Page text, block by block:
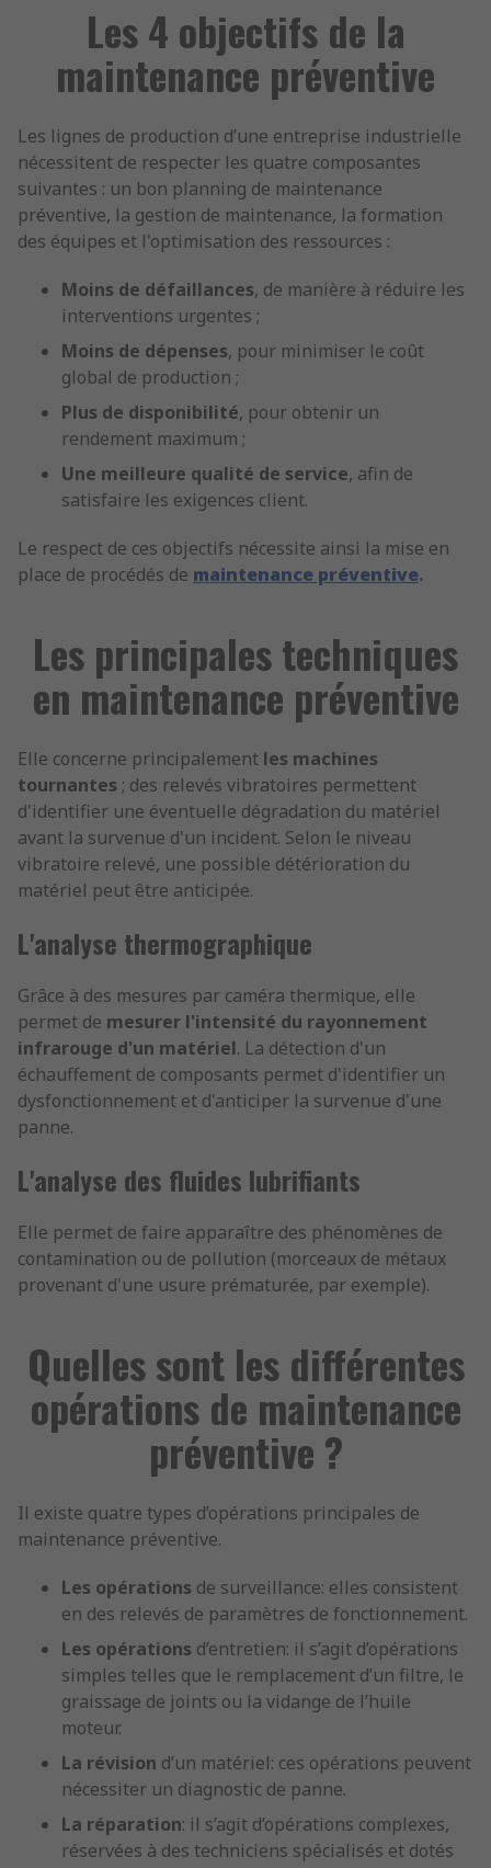
Les 4 objectifs de la
maintenance préventive
Les lignes de production d’une entreprise industrielle
nécessitent de respecter les quatre composantes
suivantes : un bon planning de maintenance
préventive, la gestion de maintenance, la formation
des équipes et l'optimisation des ressources :
Moins de défaillances, de manière à réduire les
interventions urgentes ;
Moins de dépenses, pour minimiser le coût
global de production ;
Plus de disponibilité, pour obtenir un
rendement maximum ;
Une meilleure qualité de service, afin de
satisfaire les exigences client.
Le respect de ces objectifs nécessite ainsi la mise en
place de procédés de maintenance préventive.
Les principales techniques
en maintenance préventive
Elle concerne principalement les machines
tournantes ; des relevés vibratoires permettent
d'identifier une éventuelle dégradation du matériel
avant la survenue d'un incident. Selon le niveau
vibratoire relevé, une possible détérioration du
matériel peut être anticipée.
L'analyse thermographique
Grâce à des mesures par caméra thermique, elle
permet de mesurer l'intensité du rayonnement
infrarouge d'un matériel. La détection d'un
échauffement de composants permet d'identifier un
dysfonctionnement et d'anticiper la survenue d'une
panne.
L'analyse des fluides lubrifiants
Elle permet de faire apparaître des phénomènes de
contamination ou de pollution (morceaux de métaux
provenant d'une usure prématurée, par exemple).
Quelles sont les différentes
opérations de maintenance
préventive ?
Il existe quatre types d’opérations principales de
maintenance préventive.
Les opérations de surveillance: elles consistent
en des relevés de paramètres de fonctionnement.
Les opérations d’entretien: il s’agit d’opérations
simples telles que le remplacement d’un filtre, le
graissage de joints ou la vidange de l’huile
moteur.
La révision d’un matériel: ces opérations peuvent
nécessiter un diagnostic de panne.
La réparation: il s’agit d’opérations complexes,
réservées à des techniciens spécialisés et dotés